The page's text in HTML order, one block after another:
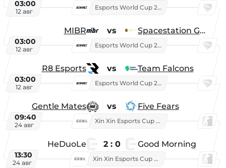
03:00
12 авг
Esports World Cup 2026
MIBR vs Spacestation Gaming
03:00
12 авг
Esports World Cup 2026
R8 Esports vs Team Falcons
03:00
12 авг
Esports World Cup 2026
Gentle Mates vs Five Fears
09:40
24 авг
Xin Xin Esports Cup 2025
HeDuoLe 2 : 0 Good Morning
13:30
24 авг
Xin Xin Esports Cup 2026